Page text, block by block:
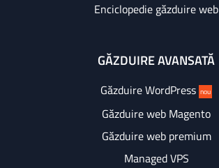
Enciclopedie găzduire web
GĂZDUIRE AVANSATĂ
Găzduire WordPress nou
Găzduire web Magento
Găzduire web premium
Managed VPS